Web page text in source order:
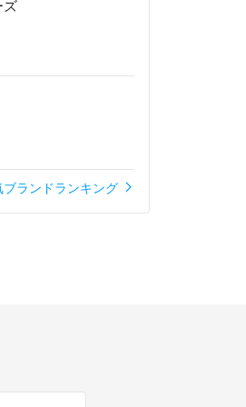
ズ
ランドランキング